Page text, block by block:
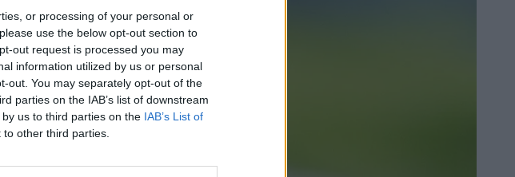
or processing of your personal or
use the below opt-out section to
out request is processed you may
information utilized by us or personal
out. You may separately opt-out of the
parties on the IAB’s list of downstream
us to third parties on the IAB’s List of
other third parties.